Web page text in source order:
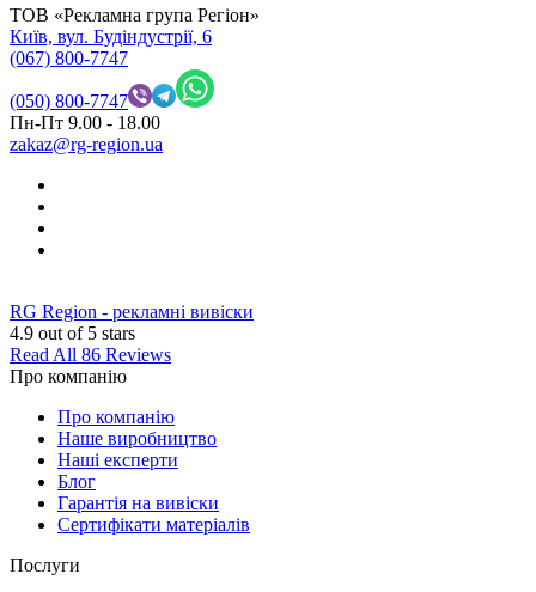
ТОВ «Рекламна група Регіон»
Київ, вул. Будіндустрії, 6
(067) 800-7747
(050) 800-7747
Пн-Пт 9.00 - 18.00
zakaz@rg-region.ua
RG Region - рекламні вивіски
4.9 out of 5 stars
Read All 86 Reviews
Про компанію
Про компанію
Наше виробництво
Наші експерти
Блог
Гарантія на вивіски
Сертифікати матеріалів
Послуги